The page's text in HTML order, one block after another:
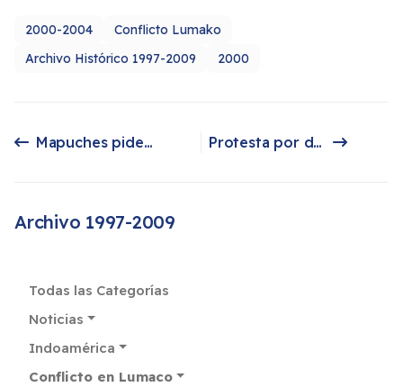
2000-2004
Conflicto Lumako
Archivo Histórico 1997-2009
2000
Mapuches piden en España detener la central Ralco
Artículo siguiente: Protesta por detención de Víctor Ancalaf
Protesta por detención de Víctor Ancalaf
Archivo 1997-2009
Todas las Categorías
Noticias
Indoamérica
Conflicto en Lumaco